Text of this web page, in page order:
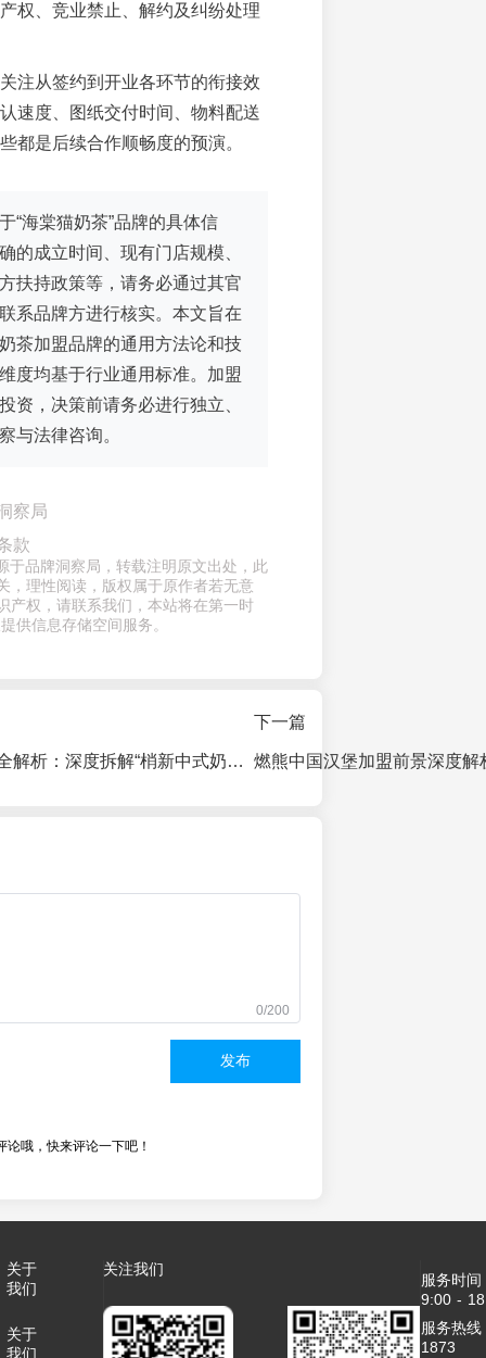
权、竞业禁止、解约及纠纷处理
关注从签约到开业各环节的衔接效
速度、图纸交付时间、物料配送
都是后续合作顺畅度的预演。
“海棠猫奶茶”品牌的具体信
的成立时间、现有门店规模、
扶持政策等，请务必通过其官
系品牌方进行核实。本文旨在
茶加盟品牌的通用方法论和技
度均基于行业通用标准。加盟
资，决策前请务必进行独立、
与法律咨询。
察局
款
于品牌洞察局，转载注明原文出处，此
，理性阅读，版权属于原作者若无意
产权，请联系我们，本站将在第一时
供信息存储空间服务。
喀普禧尚茶加盟全解析：深度拆解“梢新中式奶茶”品牌的优势、流程与风险
下一篇
0/200
发布
论哦，快来评论一下吧！
关于
我们
关于
我们
关注我们
服务时
9:00 -
服务热
1873